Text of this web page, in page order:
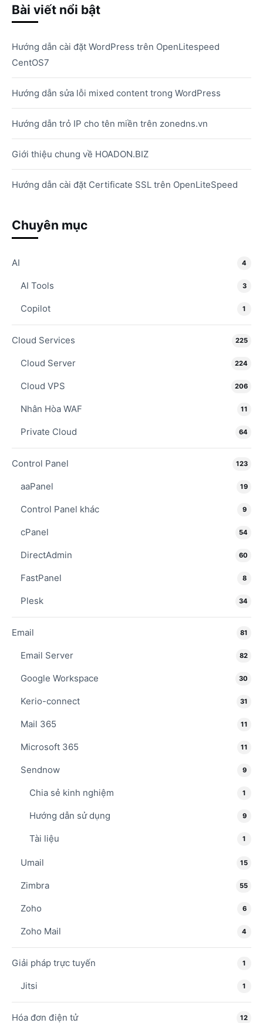
Bài viết nổi bật
Hướng dẫn cài đặt WordPress trên OpenLitespeed
CentOS7
Hướng dẫn sửa lỗi mixed content trong WordPress
Hướng dẫn trỏ IP cho tên miền trên zonedns.vn
Giới thiệu chung về HOADON.BIZ
Hướng dẫn cài đặt Certificate SSL trên OpenLiteSpeed
Chuyên mục
AI 4
AI Tools 3
Copilot 1
Cloud Services 225
Cloud Server 224
Cloud VPS 206
Nhân Hòa WAF 11
Private Cloud 64
Control Panel 123
aaPanel 19
Control Panel khác 9
cPanel 54
DirectAdmin 60
FastPanel 8
Plesk 34
Email 81
Email Server 82
Google Workspace 30
Kerio-connect 31
Mail 365 11
Microsoft 365 11
Sendnow 9
Chia sẻ kinh nghiệm 1
Hướng dẫn sử dụng 9
Tài liệu 1
Umail 15
Zimbra 55
Zoho 6
Zoho Mail 4
Giải pháp trực tuyến 1
Jitsi 1
Hóa đơn điện tử 12